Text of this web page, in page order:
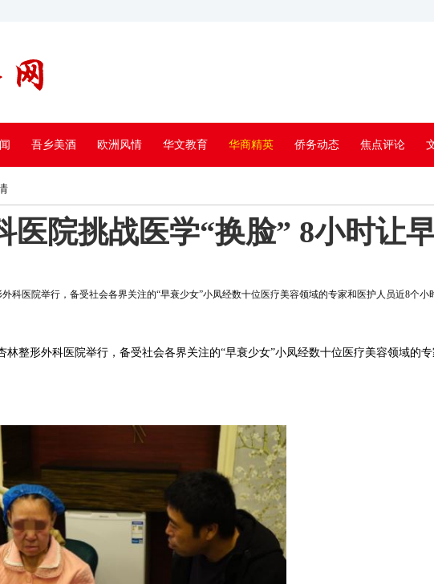
吾乡美酒 欧洲风情 华文教育 华商精英 侨务动态 焦点评论
医院挑战医学“换脸” 8小时让
科医院举行，备受社会各界关注的“早衰少女”小凤经数十位医疗美容领域的专家和医护人员近8个小
林整形外科医院举行，备受社会各界关注的“早衰少女”小凤经数十位医疗美容领域的